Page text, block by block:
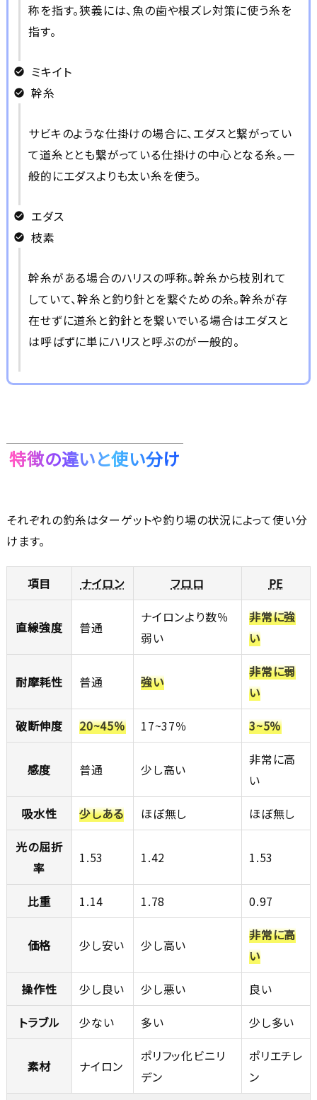
称を指す。狭義には、魚の歯や根ズレ対策に使う糸を
指す。
ミキイト
幹糸
サビキのような仕掛けの場合に、エダスと繋がってい
て道糸ととも繋がっている仕掛けの中心となる糸。一
般的にエダスよりも太い糸を使う。
エダス
枝素
幹糸がある場合のハリスの呼称。幹糸から枝別れて
していて、幹糸と釣り針とを繋ぐための糸。幹糸が存
在せずに道糸と釣針とを繋いでいる場合はエダスと
は呼ばずに単にハリスと呼ぶのが一般的。
特徴の違いと使い分け
それぞれの釣糸はターゲットや釣り場の状況によって使い分
けます。
項目 ナイロン フロロ PE
直線強度 普通
ナイロンより数％
弱い
非常に強
い
耐摩耗性 普通 強い
非常に弱
い
破断伸度
20~45％ 17~37％ 3~5％
感度 普通 少し高い
非常に高
い
吸水性
少しある ほぼ無し
ほぼ無し
光の屈折
率
1.53 1.42 1.53
比重 1.14 1.78 0.97
価格 少し安い 少し高い
非常に高
い
操作性
少し良い 少し悪い
良い
トラブル
少ない 多い 少し多い
素材 ナイロン
ポリフッ化ビニリ
デン
ポリエチレ
ン